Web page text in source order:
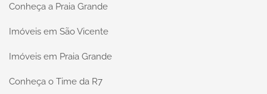
Conheça a Praia Grande
Imóveis em São Vicente
Imóveis em Praia Grande
Conheça o Time da R7